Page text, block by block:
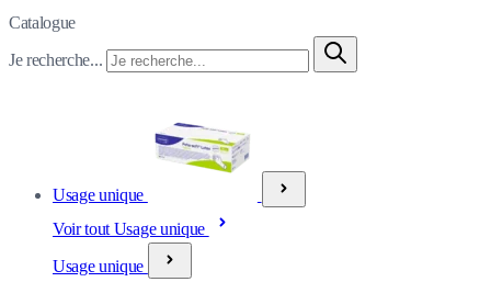
Catalogue
Je recherche...
Usage unique
Voir tout Usage unique
Usage unique